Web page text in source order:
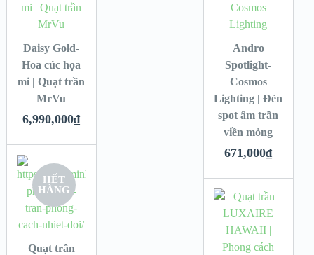
Daisy Gold-
Hoa cúc họa
mi | Quạt trần
MrVu
6,990,000₫
Andro
Spotlight-
Cosmos
Lighting | Đèn
spot âm trần
viền mỏng
671,000₫
HẾT
HÀNG
Quạt trần